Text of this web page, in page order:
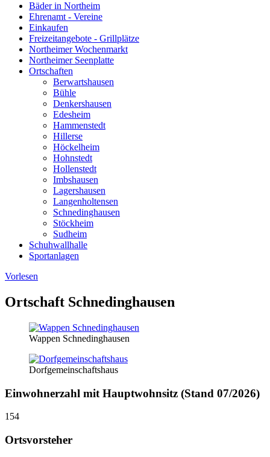
Bäder in Northeim
Ehrenamt - Vereine
Einkaufen
Freizeitangebote - Grillplätze
Northeimer Wochenmarkt
Northeimer Seenplatte
Ortschaften
Berwartshausen
Bühle
Denkershausen
Edesheim
Hammenstedt
Hillerse
Höckelheim
Hohnstedt
Hollenstedt
Imbshausen
Lagershausen
Langenholtensen
Schnedinghausen
Stöckheim
Sudheim
Schuhwallhalle
Sportanlagen
Vorlesen
Ortschaft Schnedinghausen
Wappen Schnedinghausen
Dorfgemeinschaftshaus
Einwohnerzahl mit Hauptwohnsitz (Stand 07/2026)
154
Ortsvorsteher